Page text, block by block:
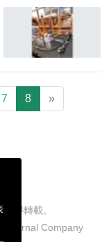
7 8 »
得轉載。
Journal Company